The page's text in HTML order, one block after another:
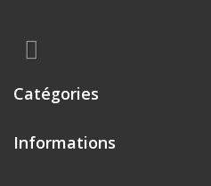
Catégories
Informations